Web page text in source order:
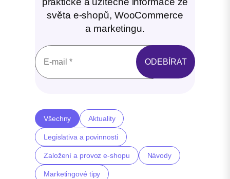
světa e-shopů, WooCommerce
a marketingu.
Všechny Aktuality
Legislativa a povinnosti
Založení a provoz e-shopu Návody
Marketingové tipy